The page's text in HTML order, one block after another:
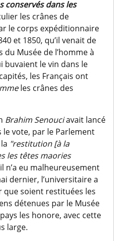
conservés dans les
les crânes de
le corps expéditionnaire
et 1850, qu’il venait de
Musée de l’homme à
buvaient le vin dans le
les Français ont
les crânes des
Brahim Senouciavait lancé
le vote, par le Parlement
"restitution [à la
les têtes maories
n’a eu malheureusement
dernier, l’universitaire a
que soient restituées les
détenues par le Musée
les honore, avec cette
large.